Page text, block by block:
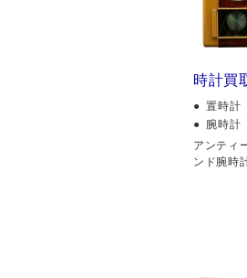
時計買
置時計
腕時
アンティ
ンド腕時